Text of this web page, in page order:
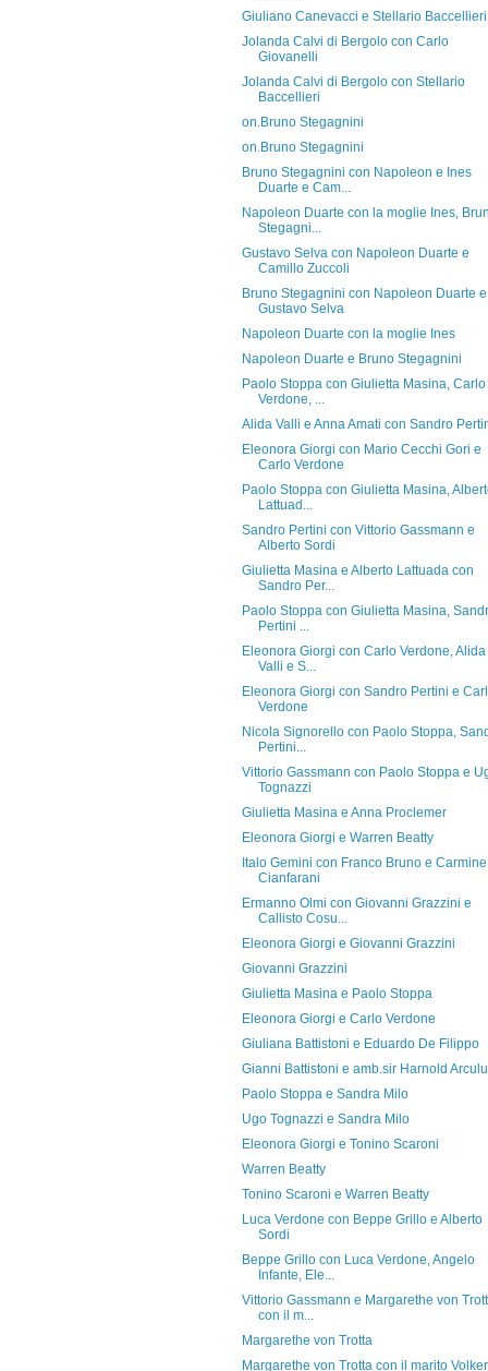
Giuliano Canevacci e Stellario Baccellieri
Jolanda Calvi di Bergolo con Carlo
Giovanelli
Jolanda Calvi di Bergolo con Stellario
Baccellieri
on.Bruno Stegagnini
on.Bruno Stegagnini
Bruno Stegagnini con Napoleon e Ines
Duarte e Cam...
Napoleon Duarte con la moglie Ines,
Stegagni...
Gustavo Selva con Napoleon Duarte e
Camillo Zuccoli
Bruno Stegagnini con Napoleon Duarte e
Gustavo Selva
Napoleon Duarte con la moglie Ines
Napoleon Duarte e Bruno Stegagnini
Paolo Stoppa con Giulietta Masina, Carlo
Verdone, ...
Alida Valli e Anna Amati con Sandro
Eleonora Giorgi con Mario Cecchi Gori e
Carlo Verdone
Paolo Stoppa con Giulietta Masina,
Lattuad...
Sandro Pertini con Vittorio Gassmann e
Alberto Sordi
Giulietta Masina e Alberto Lattuada con
Sandro Per...
Paolo Stoppa con Giulietta Masina,
Pertini ...
Eleonora Giorgi con Carlo Verdone, Alida
Valli e S...
Eleonora Giorgi con Sandro Pertini e
Verdone
Nicola Signorello con Paolo Stoppa,
Pertini...
Vittorio Gassmann con Paolo Stoppa e
Tognazzi
Giulietta Masina e Anna Proclemer
Eleonora Giorgi e Warren Beatty
Italo Gemini con Franco Bruno e Carmine
Cianfarani
Ermanno Olmi con Giovanni Grazzini e
Callisto Cosu...
Eleonora Giorgi e Giovanni Grazzini
Giovanni Grazzini
Giulietta Masina e Paolo Stoppa
Eleonora Giorgi e Carlo Verdone
Giuliana Battistoni e Eduardo De Filippo
Gianni Battistoni e amb.sir Harnold
Paolo Stoppa e Sandra Milo
Ugo Tognazzi e Sandra Milo
Eleonora Giorgi e Tonino Scaroni
Warren Beatty
Tonino Scaroni e Warren Beatty
Luca Verdone con Beppe Grillo e Alberto
Sordi
Beppe Grillo con Luca Verdone, Angelo
Infante, Ele...
Vittorio Gassmann e Margarethe von
con il m...
Margarethe von Trotta
Margarethe von Trotta con il marito Volker